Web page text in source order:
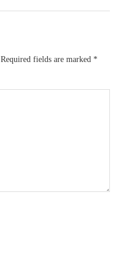
Required fields are marked *